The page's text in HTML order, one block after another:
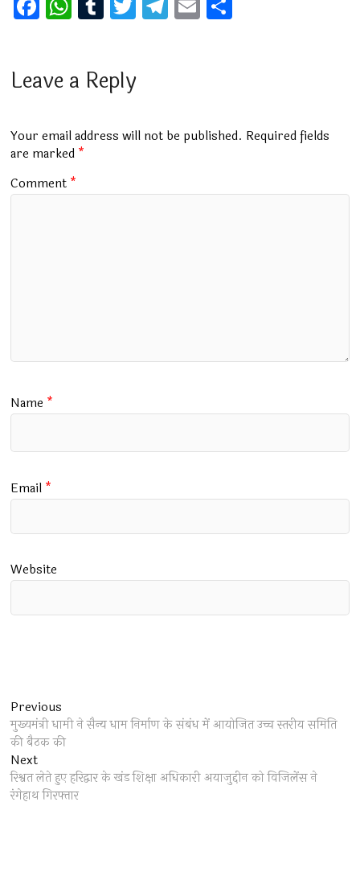
a
b
o
k
h
s
p
p
u
bl
wi
er
el
m
m
Leave a Reply
Your email address will not be published. Required fields
are marked *
Comment *
Name *
Email *
Website
Post
navigation
Previous
post:
मुख्यमंत्री धामी ने सैन्य धाम निर्माण के संबंध में आयोजित उच्च स्तरीय समिति
की बैठक की
NextNext
post:
रिश्वत लेते हुए हरिद्वार के खंड शिक्षा अधिकारी अयाजुद्दीन को विजिलेंस ने
रंगेहाथ गिरफ्तार